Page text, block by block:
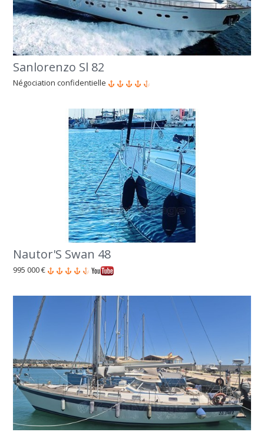
Sanlorenzo Sl 82
Négociation confidentielle
Nautor'S Swan 48
995 000 €